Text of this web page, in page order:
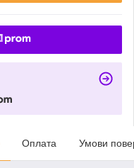
Оплата Умови